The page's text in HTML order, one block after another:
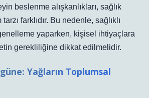
beslenme alışkanlıkları, sağlık
farklıdır. Bu nedenle, sağlıklı
yaparken, kişisel ihtiyaçlara
gerekliliğine dikkat edilmelidir.
Yağların Toplumsal